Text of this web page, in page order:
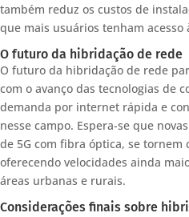
também reduz os custos de
que mais usuários tenham
O futuro da hibridação de rede
O futuro da hibridação de rede
com o avanço das tecnologias de
demanda por internet rápida e
nesse campo. Espera-se que
de 5G com fibra óptica, se tornem
oferecendo velocidades ainda
áreas urbanas e rurais.
Considerações finais sobre